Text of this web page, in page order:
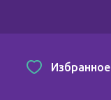
Избранное